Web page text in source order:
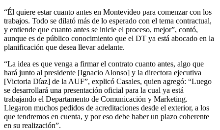
“Él quiere estar cuanto antes en Montevideo para comenzar con los
trabajos. Todo se dilató más de lo esperado con el tema contractual,
y entiende que cuanto antes se inicie el proceso, mejor”, contó,
aunque es de público conocimiento que el DT ya está abocado en la
planificación que desea llevar adelante.
“La idea es que venga a firmar el contrato cuanto antes, algo que
hará junto al presidente [Ignacio Alonso] y la directora ejecutiva
[Victoria Díaz] de la AUF”, explicó Casales, quien agregó: “Luego
se desarrollará una presentación oficial para la cual ya está
trabajando el Departamento de Comunicación y Marketing.
Llegaron muchos pedidos de acreditaciones desde el exterior, a los
que tendremos en cuenta, y por eso debe haber un plazo coherente
en su realización”.